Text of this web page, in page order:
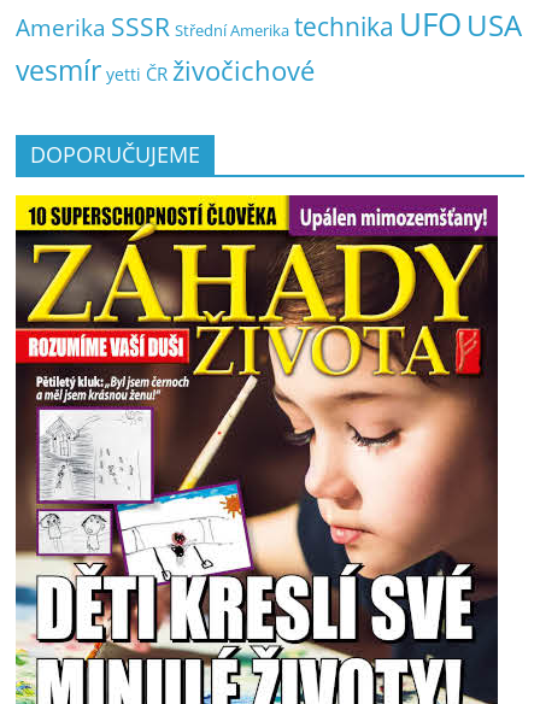
Amerika SSSR Střední Amerika technika UFO USA
vesmír yetti ČR živočichové
DOPORUČUJEME